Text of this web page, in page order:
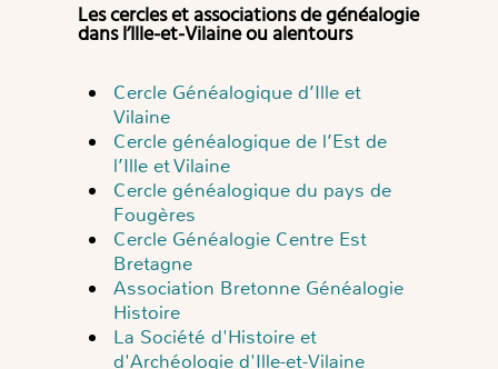
Les cercles et associations de généalogie
dans l’Ille-et-Vilaine ou alentours
Cercle Généalogique d’Ille et
Vilaine
Cercle généalogique de l’Est de
l’Ille et Vilaine
Cercle généalogique du pays de
Fougères
Cercle Généalogie Centre Est
Bretagne
Association Bretonne Généalogie
Histoire
La Société d'Histoire et
d'Archéologie d'Ille-et-Vilaine